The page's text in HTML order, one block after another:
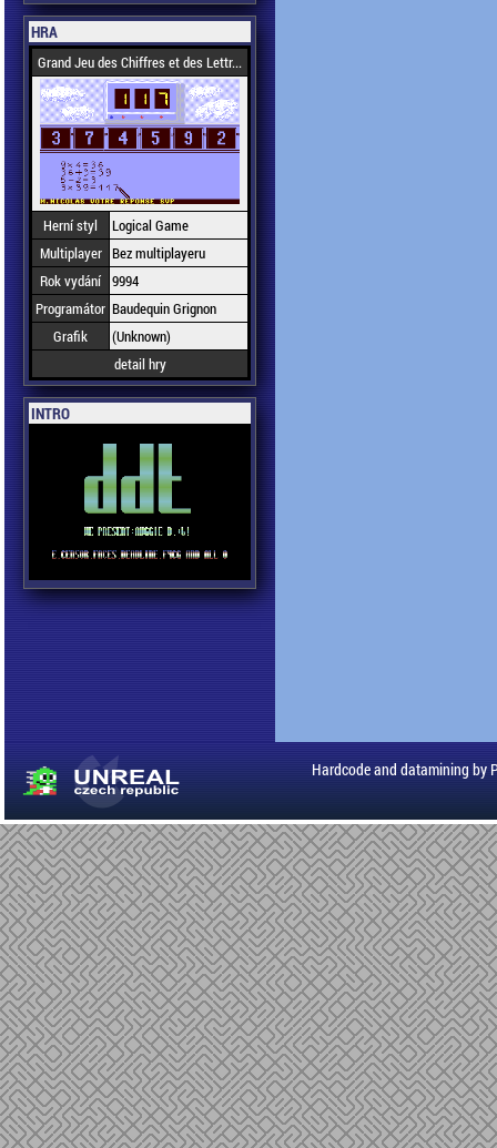
HRA
Grand Jeu des Chiffres et des Lettr...
Herní styl
Logical Game
Multiplayer Bez multiplayeru
Rok vydání 9994
Programátor Baudequin Grignon
Grafik
(Unknown)
detail hry
INTRO
Hardcode and datamining by